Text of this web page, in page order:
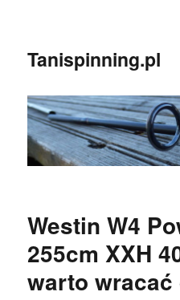
Tanispinning.pl
Westin W4
255cm XXH
warto